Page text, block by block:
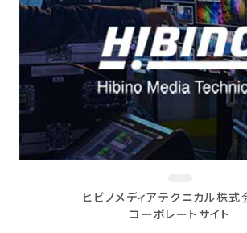
ヒビノメディアテクニカル株式
コーポレートサイト